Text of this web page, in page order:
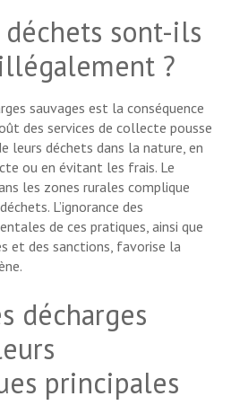
sont-ils
?
sauvages est la conséquence
des services de collecte pousse
leurs déchets dans la nature, en
ou en évitant les frais. Le
les zones rurales complique
L’ignorance des
de ces pratiques, ainsi que
et des sanctions, favorise la
décharges
principales